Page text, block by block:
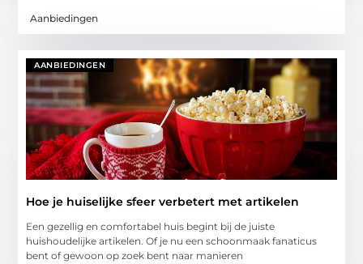
Aanbiedingen
AANBIEDINGEN
Hoe je huiselijke sfeer verbetert met artikelen
Een gezellig en comfortabel huis begint bij de juiste
huishoudelijke artikelen. Of je nu een schoonmaak fanaticus
bent of gewoon op zoek bent naar manieren